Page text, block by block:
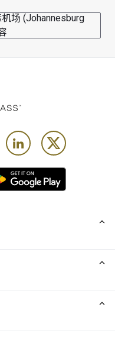
场 (Johannesburg